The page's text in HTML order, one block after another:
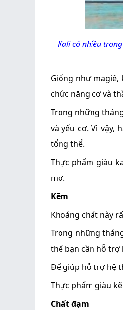
Kali có nhiều
Giống như
chức năng cơ và
Trong những
và yếu cơ. Vì vậy,
tổng thể.
Thực phẩm giàu
mơ.
Kẽm
Khoáng chất này
Trong những
thế bạn cần hỗ trợ
Để giúp hỗ trợ hệ
Thực phẩm giàu
Chất đạm
gây